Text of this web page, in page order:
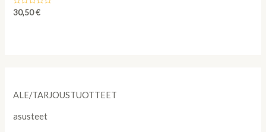
ALE/TARJOUSTUOTTEET
asusteet
Rated
30,50€